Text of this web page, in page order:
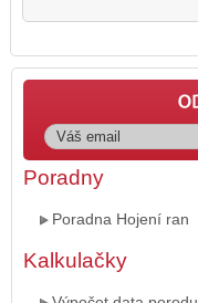
Poradny
Poradna Hojení ran
Kalkulačky